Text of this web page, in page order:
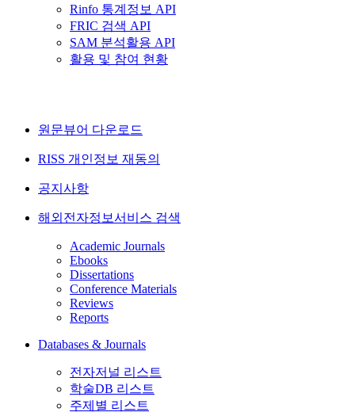
Rinfo 통계정보 API
FRIC 검색 API
SAM 분석활용 API
활용 및 참여 현황
원문뷰어 다운로드
RISS 개인정보 재동의
공지사항
해외전자정보서비스 검색
Academic Journals
Ebooks
Dissertations
Conference Materials
Reviews
Reports
Databases & Journals
전자저널 리스트
학술DB 리스트
주제별 리스트